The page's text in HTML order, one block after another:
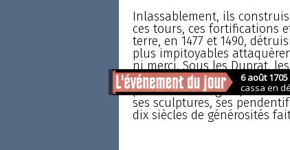
Inlassablement, ils
ces tours, ces fortifications
terre, en 1477 et 1490,
plus impitoyables
ni merci. Sous les Duprat,
la puissance, l’abbaye
province. Son église,
ses sculptures, ses
dix siècles de générosités